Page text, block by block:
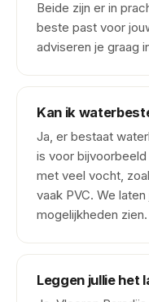
Beide zijn er in
beste past voor
adviseren je graag
Kan ik
Ja, er bestaat
is voor
met veel vocht,
vaak PVC. We
mogelijkheden zien.
Leggen jullie het